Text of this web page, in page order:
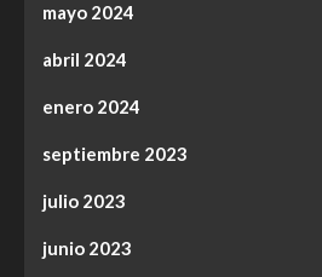
mayo 2024
abril 2024
enero 2024
septiembre 2023
julio 2023
junio 2023